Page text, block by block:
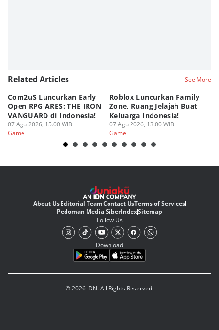
Related Articles See More
Com2uS Luncurkan Early
Open RPG ARES: THE IRON
VANGUARD di Indonesia!
07 Agu 2026, 15:00 WIB
Game
Roblox Luncurkan Family
Zone, Ruang Jelajah Buat
Keluarga Indonesia!
07 Agu 2026, 13:00 WIB
Game
About UsEditorial TeamContact UsTerms of Services
Pedoman Media SiberIndexSitemap
Follow Us
Download
© 2026 IDN. All Rights Reserved.